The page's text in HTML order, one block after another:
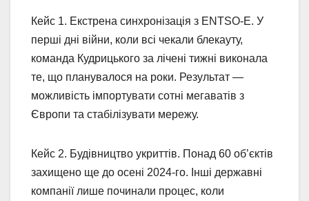
Кейс 1. Екстрена синхронізація з ENTSO-E. У
перші дні війни, коли всі чекали блекауту,
команда Кудрицького за лічені тижні виконала
те, що планувалося на роки. Результат —
можливість імпортувати сотні мегаватів з
Європи та стабілізувати мережу.
Кейс 2. Будівництво укриттів. Понад 60 об’єктів
захищено ще до осені 2024-го. Інші державні
компанії лише починали процес, коли